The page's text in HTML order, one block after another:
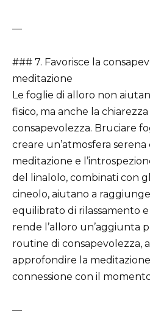
—
### 7. Favorisce la
meditazione
Le foglie di alloro non
fisico, ma anche la
consapevolezza. Bruciare
creare un’atmosfera
meditazione e
del linalolo, combinati con
cineolo, aiutano a
equilibrato di rilassamento
rende l’alloro un’aggiunta
routine di consapevolezza,
approfondire la
connessione con il
—